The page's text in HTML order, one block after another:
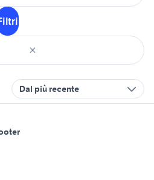
Dal più recente